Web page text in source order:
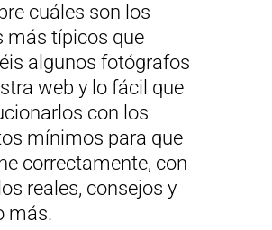
cuáles son los
más típicos que
algunos fotógrafos
web y lo fácil que
con los
mínimos para que
correctamente, con
reales, consejos y
más.